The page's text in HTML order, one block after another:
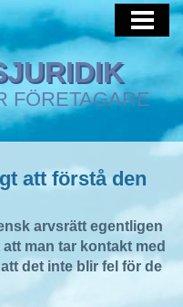
FÖRETAGARE
att förstå den
arvsrätt egentligen
man tar kontakt med
det inte blir fel för de